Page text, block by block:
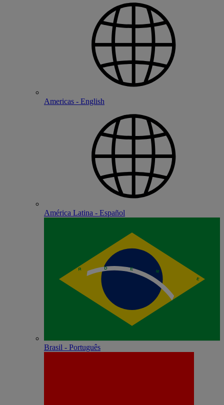
Americas - English
América Latina - Español
Brasil - Português